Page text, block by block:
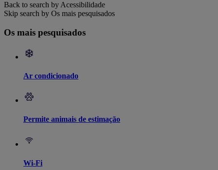
Back to search by Acessibilidade
Skip search by Os mais pesquisados
Os mais pesquisados
Ar condicionado
Permite animais de estimação
Wi-Fi